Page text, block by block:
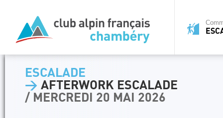
ESCALADE
> AFTERWORK ESCALADE
/ MERCREDI 20 MAI 2026